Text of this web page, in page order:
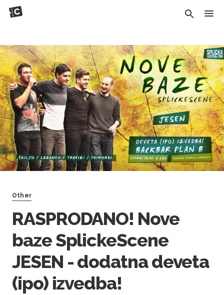
Other
RASPRODANO! Nove
baze SplickeScene
JESEN - dodatna deveta
(ipo) izvedba!